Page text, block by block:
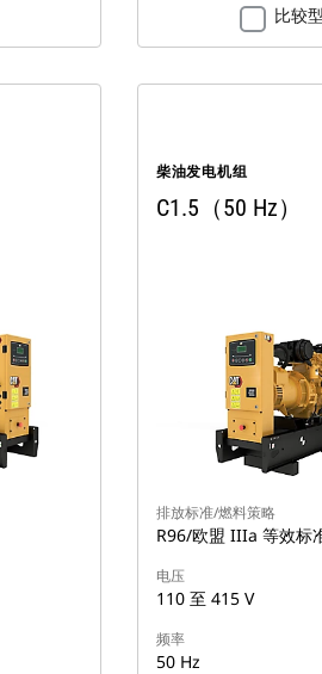
比较
柴油发电机组
C1.5（50 Hz）
排放标准/燃料策略
R96/欧盟 IIIa 等效标
电压
110 至 415 V
频率
50 Hz